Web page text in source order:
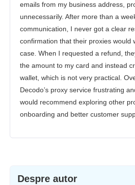
emails from my business address,
unnecessarily. After more than a
communication, I never got a clear
confirmation that their proxies would
case. When I requested a refund,
the amount to my card and instead
wallet, which is not very practical.
Decodo’s proxy service frustrating
would recommend exploring other
onboarding and better customer
Despre autor